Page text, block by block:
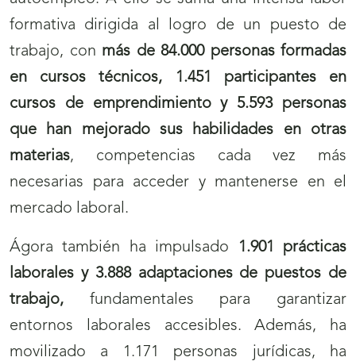
formativa dirigida al logro de un puesto de
trabajo, con más de 84.000 personas formadas
en cursos técnicos, 1.451 participantes en
cursos de emprendimiento y 5.593 personas
que han mejorado sus habilidades en otras
materias, competencias cada vez más
necesarias para acceder y mantenerse en el
mercado laboral.
Ágora también ha impulsado
1.901 prácticas
laborales y 3.888 adaptaciones de puestos de
trabajo, fundamentales para garantizar
entornos laborales accesibles. Además, ha
movilizado a 1.171 personas jurídicas, ha